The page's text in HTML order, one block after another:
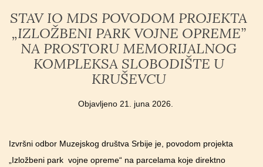
STAV IO MDS POVODOM PROJEKTA
„IZLOŽBENI PARK VOJNE OPREME”
NA PROSTORU MEMORIJALNOG
KOMPLEKSA SLOBODIŠTE U
KRUŠEVCU
Objavljeno 21. juna 2026.
Izvršni odbor Muzejskog društva Srbije je, povodom projekta
„Izložbeni park vojne opreme“ na parcelama koje direktno